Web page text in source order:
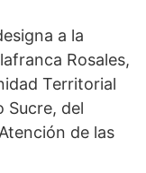
a la
Rosales,
Territorial
Sucre, del
de las